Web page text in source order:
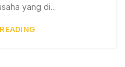
yang di...